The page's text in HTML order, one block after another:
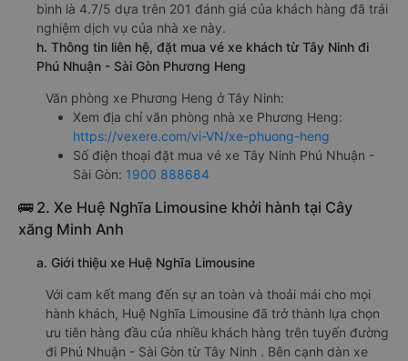
bình là 4.7/5 dựa trên 201 đánh giá của khách hàng đã trải
nghiệm dịch vụ của nhà xe này.
h. Thông tin liên hệ, đặt mua vé xe khách từ Tây Ninh đi
Phú Nhuận - Sài Gòn Phương Heng
Văn phòng xe Phương Heng ở Tây Ninh:
Xem địa chỉ văn phòng nhà xe Phương Heng:
https://vexere.com/vi-VN/xe-phuong-heng
Số điện thoại đặt mua vé xe Tây Ninh Phú Nhuận -
Sài Gòn: 1900 888684
🚌 2. Xe Huệ Nghĩa Limousine khởi hành tại Cây
xăng Minh Anh
a. Giới thiệu xe Huệ Nghĩa Limousine
Với cam kết mang đến sự an toàn và thoải mái cho mọi
hành khách, Huệ Nghĩa Limousine đã trở thành lựa chọn
ưu tiên hàng đầu của nhiều khách hàng trên tuyến đường
đi Phú Nhuận - Sài Gòn từ Tây Ninh . Bên cạnh dàn xe